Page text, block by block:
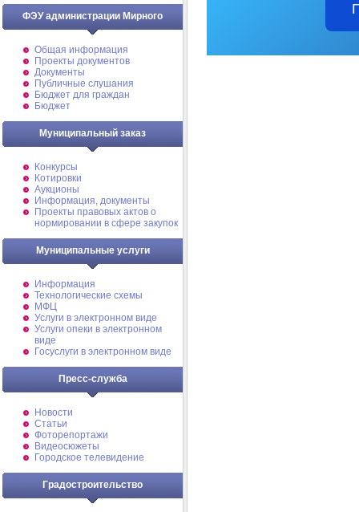
ФЭУ администрации Мирного
Общая информация
Проекты документов
Документы
Публичные слушания
Бюджет для граждан
Бюджет
Муниципальный заказ
Конкурсы
Котировки
Аукционы
Информация, документы
Проекты правовых актов о
нормировании в сфере закупок
Муниципальные услуги
Информация
Технологические схемы
МФЦ
Услуги в электронном виде
Услуги опеки в электронном
виде
Госуслуги в электронном виде
Пресс-служба
Новости
Статьи
Фоторепортажи
Видеосюжеты
Городское телевидение
Градостроительство